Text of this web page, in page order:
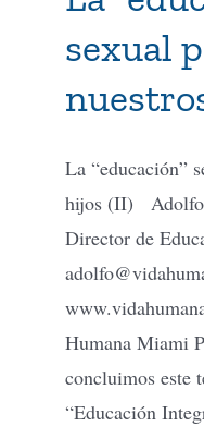
Tienda Virtual
sexual
La “educación”
hijos (II) Adolfo
Director de
Humana Miami
concluimos este
“Educación